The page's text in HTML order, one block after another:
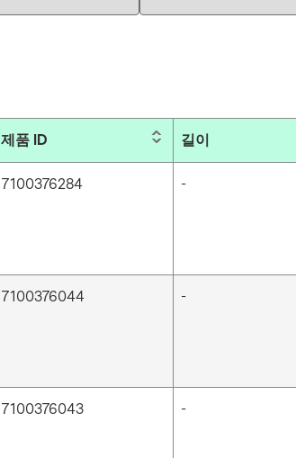
제품 ID 길이
7100376284 -
7100376044 -
7100376043 -